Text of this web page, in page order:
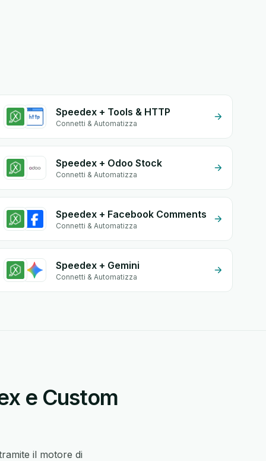
Speedex + Tools & HTTP
Connetti & Automatizza
Speedex + Odoo Stock
Connetti & Automatizza
Speedex + Facebook Comments
Connetti & Automatizza
Speedex + Gemini
Connetti & Automatizza
e Custom
il motore di